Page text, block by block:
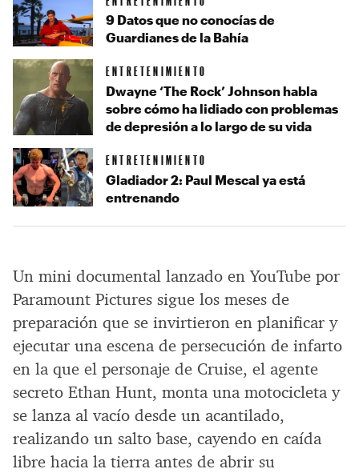
Un mini documental lanzado en YouTube por
Paramount Pictures sigue los meses de
preparación que se invirtieron en planificar y
ejecutar una escena de persecución de infarto
en la que el personaje de Cruise, el agente
secreto Ethan Hunt, monta una motocicleta y
se lanza al vacío desde un acantilado,
realizando un salto base, cayendo en caída
libre hacia la tierra antes de abrir su
9 Datos que no conocías de
Guardianes de la Bahía
ENTRETENIMIENTO
Dwayne ‘The Rock’ Johnson habla
sobre cómo ha lidiado con problemas
de depresión a lo largo de su vida
ENTRETENIMIENTO
Gladiador 2: Paul Mescal ya está
entrenando